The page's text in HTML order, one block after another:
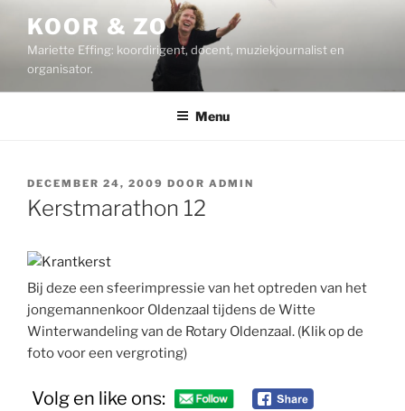
inhoud
KOOR & ZO
Mariette Effing: koordirigent, docent, muziekjournalist en
organisator.
Menu
GEPLAATST
OP
DECEMBER 24, 2009 DOOR ADMIN
Kerstmarathon 12
Bij deze een sfeerimpressie van het optreden van het
jongemannenkoor Oldenzaal tijdens de Witte
Winterwandeling van de Rotary Oldenzaal. (Klik op de
foto voor een vergroting)
Volg en like ons: